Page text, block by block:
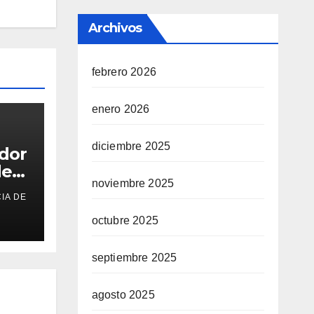
DE
Archivos
febrero 2026
enero 2026
diciembre 2025
noviembre 2025
octubre 2025
septiembre 2025
agosto 2025